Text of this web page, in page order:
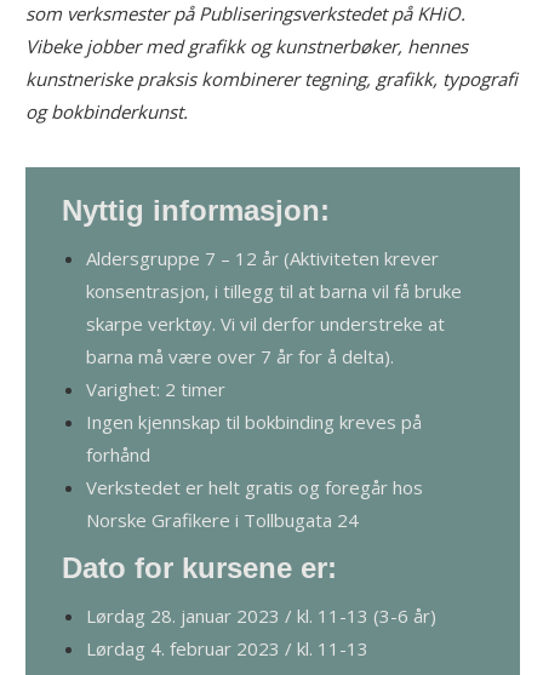
som verksmester på Publiseringsverkstedet på KHiO.
Vibeke jobber med grafikk og kunstnerbøker, hennes
kunstneriske praksis kombinerer tegning, grafikk, typografi
og bokbinderkunst.
Nyttig informasjon:
Aldersgruppe 7 – 12 år (Aktiviteten krever
konsentrasjon, i tillegg til at barna vil få bruke
skarpe verktøy. Vi vil derfor understreke at
barna må være over 7 år for å delta).
Varighet: 2 timer
Ingen kjennskap til bokbinding kreves på
forhånd
Verkstedet er helt gratis og foregår hos
Norske Grafikere i Tollbugata 24
Dato for kursene er:
Lørdag 28. januar 2023 / kl. 11-13 (3-6 år)
Lørdag 4. februar 2023 / kl. 11-13